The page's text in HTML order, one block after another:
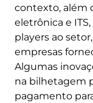
contexto, além
eletrônica e
players ao
empresas
Algumas
na bilhetagem
pagamento